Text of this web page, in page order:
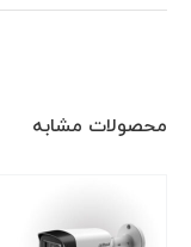
محصولات مشابه